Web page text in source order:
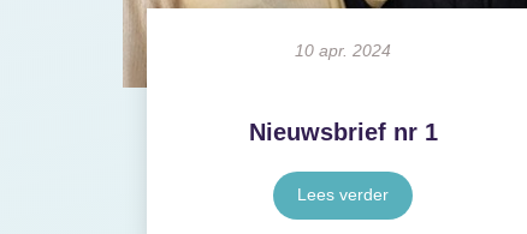
Nieuwsbrief nr 1
10 apr. 2024
Lees verder